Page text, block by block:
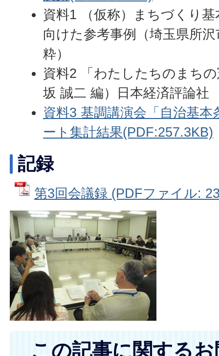
資料1 （仮称）まちづくり
向けた参考事例（埼玉県所
粋）
資料2 「わたしたちのまち
坂 誠二 編）日本経済評論社
資料3 基調講演会「自治基
ート集計結果(PDF:257.3KB)
記録
第3回会議録 (PDFファイル:
この記事に関する